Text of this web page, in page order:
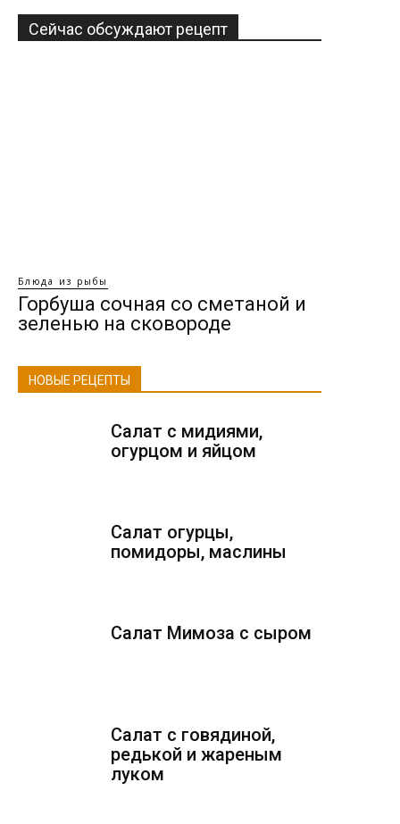
Сейчас обсуждают рецепт
Блюда из рыбы
Горбуша сочная со сметаной и
зеленью на сковороде
НОВЫЕ РЕЦЕПТЫ
Салат с мидиями,
огурцом и яйцом
Салат огурцы,
помидоры, маслины
Салат Мимоза с сыром
Салат с говядиной,
редькой и жареным
луком